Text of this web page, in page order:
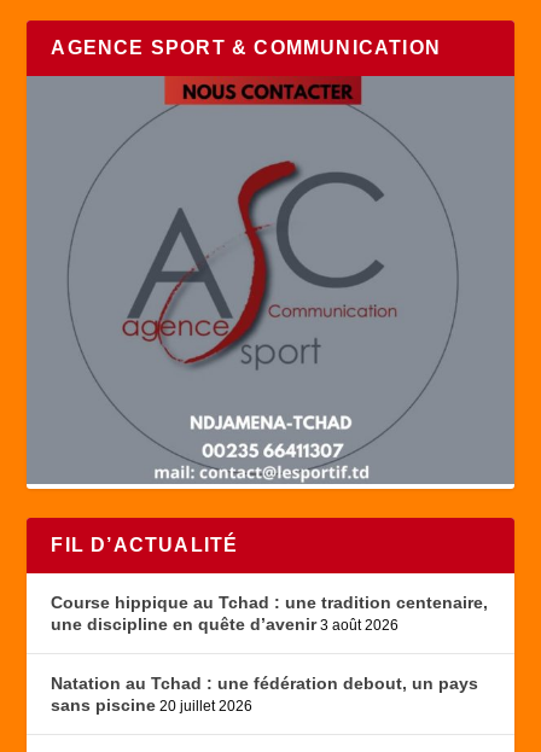
AGENCE SPORT & COMMUNICATION
FIL D’ACTUALITÉ
Course hippique au Tchad : une tradition centenaire,
une discipline en quête d’avenir 3 août 2026
Natation au Tchad : une fédération debout, un pays
sans piscine 20 juillet 2026